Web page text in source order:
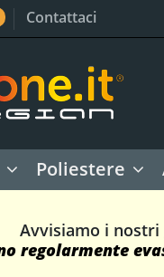
Contattaci
Poliestere
Avvisiamo i
regolarmente